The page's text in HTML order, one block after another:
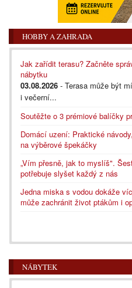
HOBBY A ZAHRADA
Jak zařídit terasu? Začněte
nábytku
03.08.2026 - Terasa může být
i večerní...
Soutěžte o 3 prémiové balíčky
Domácí uzení: Praktické
na výběrové špekáčky
„Vím přesně, jak to myslíš".
potřebuje slyšet každý z nás
Jedna miska s vodou dokáže
může zachránit život ptákům i
NÁBYTEK